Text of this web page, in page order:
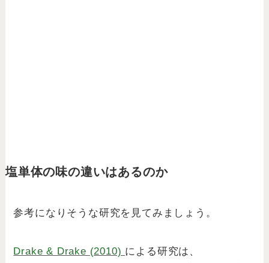
塩単体の味の違いはあるのか
参考になりそうな研究を見てみましょう。
Drake & Drake (2010) による研究は、